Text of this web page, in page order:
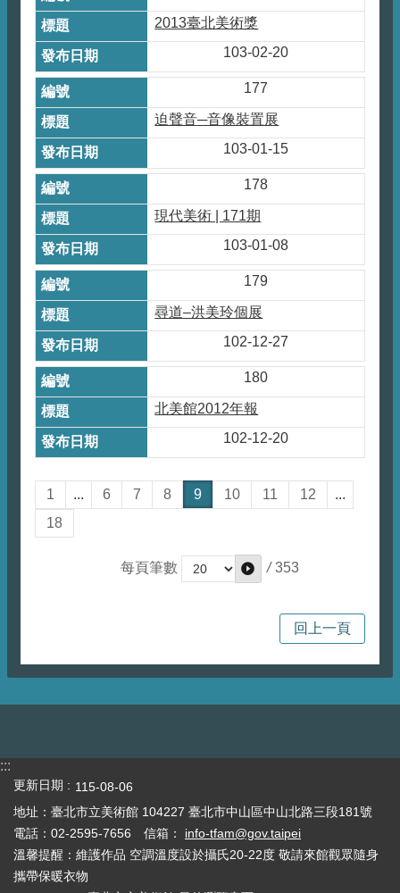
2013臺北美術獎
103-02-20
177
迫聲音─音像裝置展
103-01-15
178
現代美術 | 171期
103-01-08
179
尋道–洪美玲個展
102-12-27
180
北美館2012年報
102-12-20
1 ... 6 7 8 9 10 11 12
...
18
每頁筆數 / 353
回上一頁
:::
更新日期
115-08-06
地址：臺北市立美術館 104227 臺北市中山區中山北路三段181號
電話：02-2595-7656 信箱： info-tfam@gov.taipei
溫馨提醒：維護作品 空調溫度設於攝氏20-22度 敬請來館觀眾隨身
攜帶保暖衣物